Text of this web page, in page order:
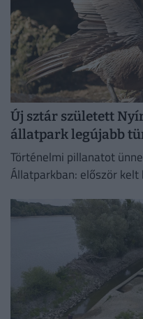
Új sztár született
állatpark legújabb
Történelmi pillanatot
Állatparkban: először kelt
szülő gondosan neveli, a